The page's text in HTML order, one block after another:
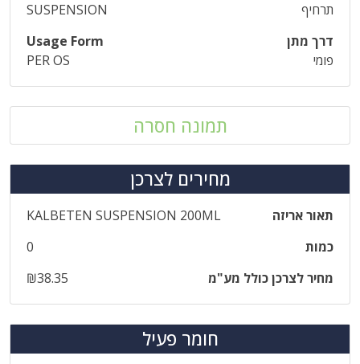
תרחיף
SUSPENSION
דרך מתן
Usage Form
פומי
PER OS
תמונה חסרה
מחירים לצרכן
תאור אריזה
KALBETEN SUSPENSION 200ML
כמות
0
מחיר לצרכן כולל מע"מ
₪38.35
חומר פעיל